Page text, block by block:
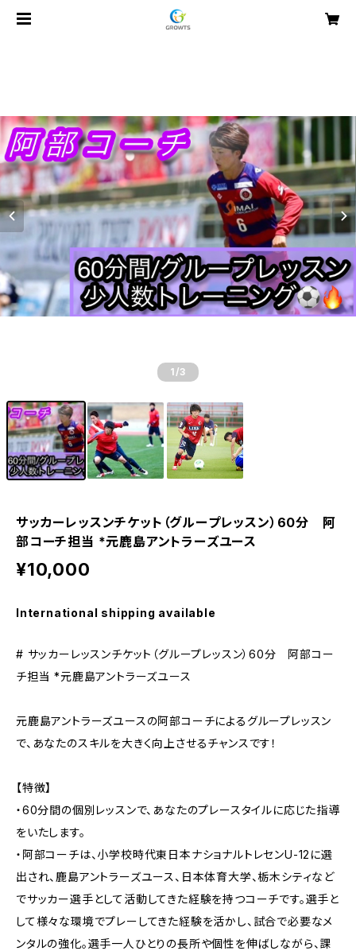
1 /3
サッカーレッスンチケット（グループレッスン）60分 阿
部コーチ担当 *元鹿島アントラーズユース
¥10,000
International shipping available
# サッカーレッスンチケット（グループレッスン）60分 阿部コー
チ担当 *元鹿島アントラーズユース
元鹿島アントラーズユースの阿部コーチによるグループレッスン
で、あなたのスキルを大きく向上させるチャンスです！
【特徴】
・60分間の個別レッスンで、あなたのプレースタイルに応じた指導
をいたします。
・阿部コーチは、小学校時代東日本ナショナルトレセンU-12に選
出され、鹿島アントラーズユース、日本体育大学、栃木シティなど
でサッカー選手として活動してきた経験を持つコーチです。選手と
して様々な環境でプレーしてきた経験を活かし、試合で必要なメ
ンタルの強化。選手一人ひとりの長所や個性を伸ばしながら、課